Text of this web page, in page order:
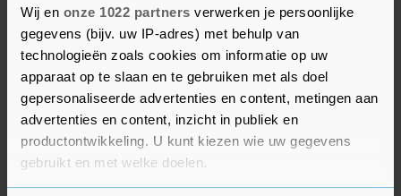
Wij en onze 1022 partners verwerken je persoonlijke
gegevens (bijv. uw IP-adres) met behulp van
technologieën zoals cookies om informatie op uw
apparaat op te slaan en te gebruiken met als doel
gepersonaliseerde advertenties en content, metingen aan
advertenties en content, inzicht in publiek en
productontwikkeling. U kunt kiezen wie uw gegevens
gebruikt en met welke doelen.